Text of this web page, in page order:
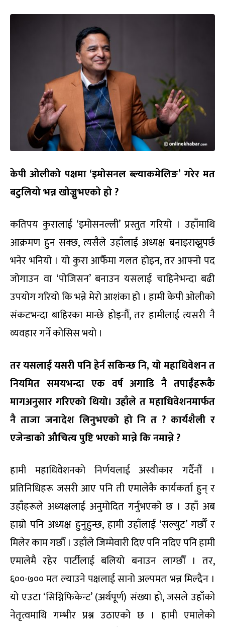
केपी ओलीको पक्षमा ‘इमोसनल ब्ल्याकमेलिङ’ गरेर मत
बटुलियो भन्न खोज्नुभएको हो ?
कतिपय कुरालाई ‘इमोसनल्ली’ प्रस्तुत गरियो । उहाँमाथि
आक्रमण हुन सक्छ, त्यसैले उहाँलाई अध्यक्ष बनाइराख्नुपर्छ
भनेर भनियो । यो कुरा आफैँमा गलत होइन, तर आफ्नो पद
जोगाउन वा ‘पोजिसन’ बनाउन यसलाई चाहिनेभन्दा बढी
उपयोग गरियो कि भन्ने मेरो आशंका हो । हामी केपी ओलीको
संकटभन्दा बाहिरका मान्छे होइनौं, तर हामीलाई त्यसरी नै
व्यवहार गर्ने कोसिस भयो ।
तर यसलाई यसरी पनि हेर्न सकिन्छ नि, यो महाधिवेशन त
नियमित समयभन्दा एक वर्ष अगाडि नै तपाईँहरूकै
मागअनुसार गरिएको थियो। उहाँले त महाधिवेशनमार्फत
नै ताजा जनादेश लिनुभएको हो नि त ? कार्यशैली र
एजेन्डाको औचित्य पुष्टि भएको मान्ने कि नमान्ने ?
हामी महाधिवेशनको निर्णयलाई अस्वीकार गर्दैनौं ।
प्रतिनिधिहरू जसरी आए पनि ती एमालेकै कार्यकर्ता हुन् र
उहाँहरूले अध्यक्षलाई अनुमोदित गर्नुभएको छ । उहाँ अब
हाम्रो पनि अध्यक्ष हुनुहुन्छ, हामी उहाँलाई ‘सल्युट’ गर्छौँ र
मिलेर काम गर्छौं । उहाँले जिम्मेवारी दिए पनि नदिए पनि हामी
एमालेमै रहेर पार्टीलाई बलियो बनाउन लाग्छौँ । तर,
६००-७०० मत ल्याउने पक्षलाई सानो अल्पमत भन्न मिल्दैन ।
यो एउटा ‘सिग्निफिकेन्ट’ (अर्थपूर्ण) संख्या हो, जसले उहाँको
नेतृत्वमाथि गम्भीर प्रश्न उठाएको छ । हामी एमालेको